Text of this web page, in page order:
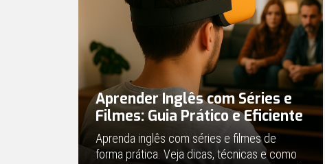
Aprender Inglês com Séries e
Filmes: Guia Prático e Eficiente
Aprenda inglês com séries e filmes de
forma prática. Veja dicas, técnicas e como